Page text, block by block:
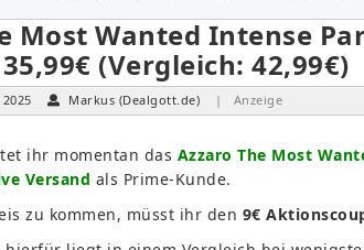
Most Wanted Intense
(Vergleich: 42,99€)
Markus (Dealgott.de) | Anzeige
ihr momentan das Azzaro The Most
Versand als Prime-Kunde.
zu kommen, müsst ihr den 9€